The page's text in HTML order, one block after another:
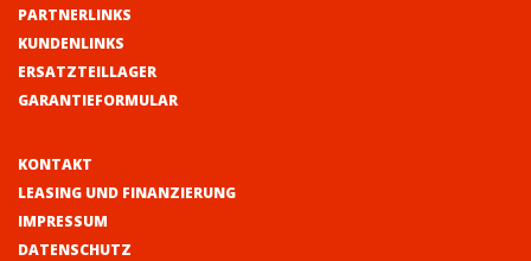
PARTNERLINKS
KUNDENLINKS
ERSATZTEILLAGER
GARANTIEFORMULAR
KONTAKT
LEASING UND FINANZIERUNG
IMPRESSUM
DATENSCHUTZ